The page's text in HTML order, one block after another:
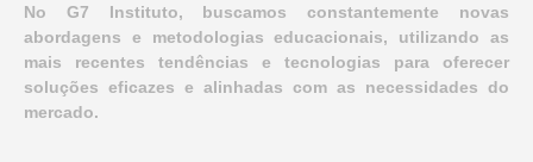
No G7 Instituto, buscamos constantemente novas
abordagens e metodologias educacionais, utilizando as
mais recentes tendências e tecnologias para oferecer
soluções eficazes e alinhadas com as necessidades do
mercado.